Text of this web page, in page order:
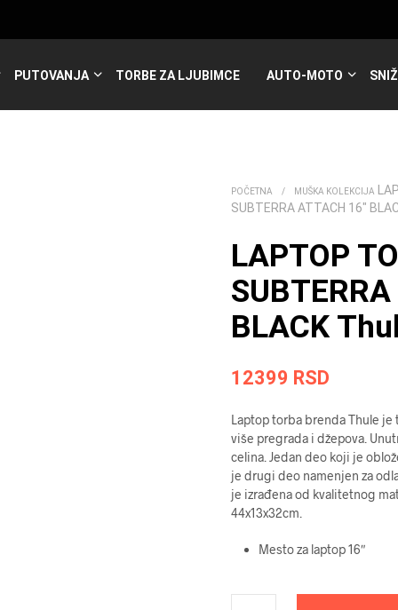
PUTOVANJA TORBE ZA LJUBIMCE AUTO-MOTO
POČETNA / MUŠKA KOLEKCIJA
SUBTERRA ATTACH 16″
LAPTOP
BLACK
12399 RSD
Laptop torba brenda Thule
više pregrada i džepova.
celina. Jedan deo koji je
je drugi deo namenjen za
je izrađena od kvalitetnog
44x13x32cm.
Mesto za laptop 16″